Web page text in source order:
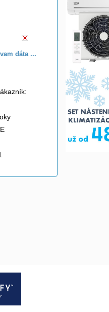
dáta ...